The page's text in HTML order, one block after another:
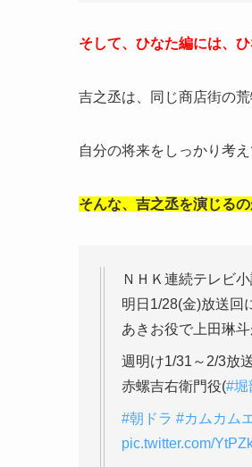
そして、ひなた編には、
吉之丞は、同じ商店街の
自分の将来をしっかり考
そんな、吉之丞を演じる
ＮＨＫ連続テレビ
明日1/28(金)放送回
あきお役で上田琳
週明け1/31～2/3放
赤螺吉右衛門役(#堀
#朝ドラ #カムカム
pic.twitter.com/